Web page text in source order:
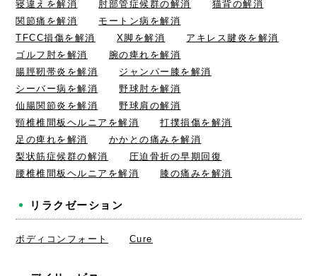
寝違えを解消
肘部管症候群の解消
猫背の解消
関節痛を解消
モートン病を解消
TFCC損傷を解消
X脚を解消
アキレス腱炎を解消
ゴルフ肘を解消
腕の痺れを解消
腸脛靭帯炎を解消
ジャンパー膝を解消
シーバー病を解消
野球肘を解消
仙腸関節炎を解消
野球肩の解消
頸椎椎間板ヘルニアを解消
打撲損傷を解消
足の痺れを解消
かかとの痛みを解消
梨状筋症候群の解消
圧迫骨折の早期回復
腰椎椎間板ヘルニアを解消
膝の痛みを解消
リラクゼーション
ボディコンフォート Cure